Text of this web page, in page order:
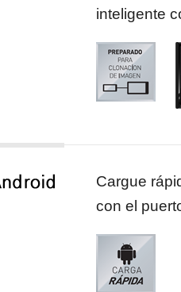
inteligente
Cargue
con el